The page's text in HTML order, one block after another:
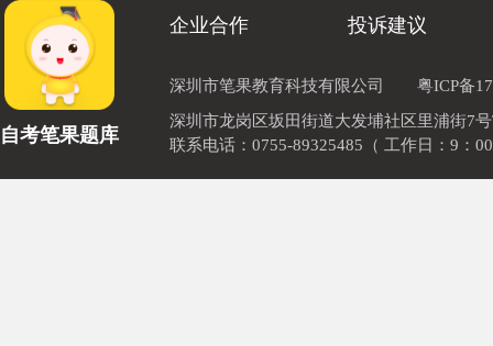
自考笔果题库
企业合作 投诉建议
深圳市笔果教育科技有限公司
粤ICP备
深圳市龙岗区坂田街道大发埔社区里浦街7
联系电话：0755-89325485（ 工作日：9：